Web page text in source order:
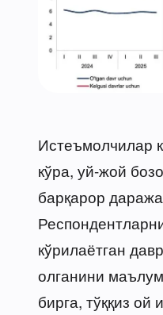
Истеъмолчилар
кўра, уй-жой
барқарор
кўрилаётган
олганини
бирга, тўққиз ой